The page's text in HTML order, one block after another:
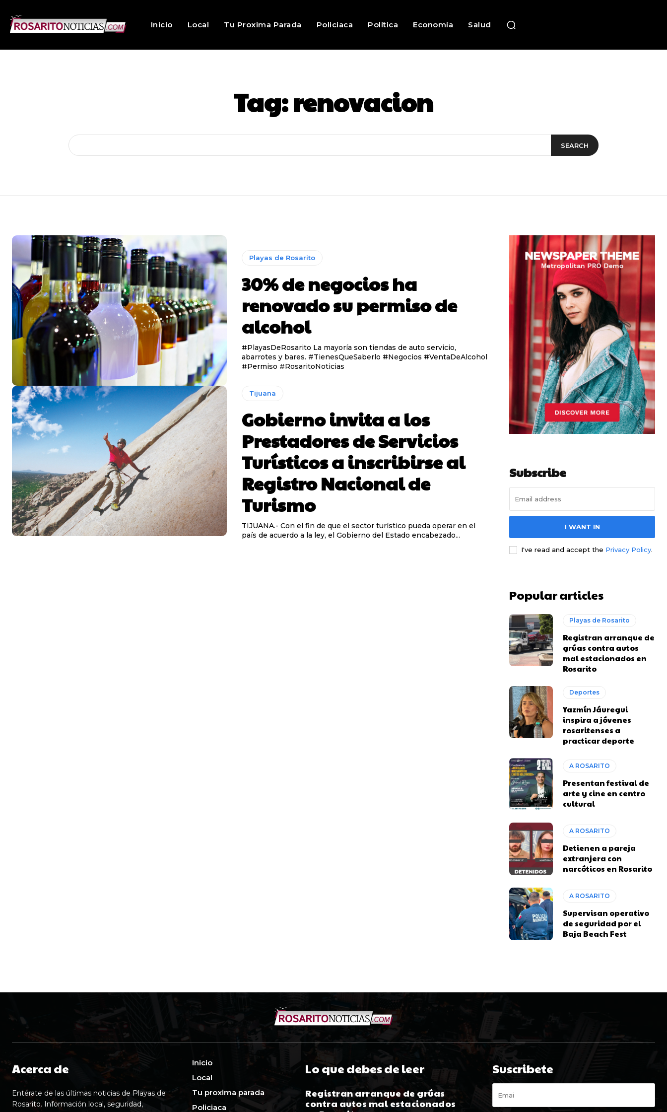
Inicio Local Tu Proxima Parada Policiaca Política Economía Salud
Tag:renovacion
SEARCH
Playas de Rosarito
30% de negocios ha
renovado su permiso de
alcohol
#PlayasDeRosarito La mayoría son tiendas de auto servicio,
abarrotes y bares. #TienesQueSaberlo #Negocios #VentaDeAlcohol
#Permiso #RosaritoNoticias
Tijuana
Gobierno invita a los
Prestadores de Servicios
Turísticos a inscribirse al
Registro Nacional de
Turismo
TIJUANA.- Con el fin de que el sector turístico pueda operar en el
país de acuerdo a la ley, el Gobierno del Estado encabezado...
Subscribe
I WANT IN
I've read and accept the Privacy Policy.
Popular articles
Playas de Rosarito
Registran arranque de
grúas contra autos
mal estacionados en
Rosarito
Deportes
Yazmín Jáuregui
inspira a jóvenes
rosaritenses a
practicar deporte
A ROSARITO
Presentan festival de
arte y cine en centro
cultural
A ROSARITO
Detienen a pareja
extranjera con
narcóticos en Rosarito
A ROSARITO
Supervisan operativo
de seguridad por el
Baja Beach Fest
Acerca de
Entérate de las últimas noticias de Playas de
Rosarito. Información local, seguridad,
Inicio
Local
Tu proxima parada
Policiaca
Lo que debes de leer
Registran arranque de grúas
contra autos mal estacionados
Suscribete